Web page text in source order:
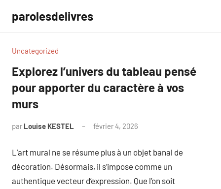
contenu
parolesdelivres
Uncategorized
Explorez l’univers du tableau pensé
pour apporter du caractère à vos
murs
par Louise KESTEL février 4, 2026
L’art mural ne se résume plus à un objet banal de
décoration. Désormais, il s’impose comme un
authentique vecteur d’expression. Que l’on soit